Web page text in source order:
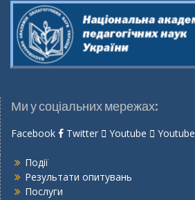
Ми у соціальних мережах:
Facebook Twitter Youtube Youtube
Події
Результати опитувань
Послуги